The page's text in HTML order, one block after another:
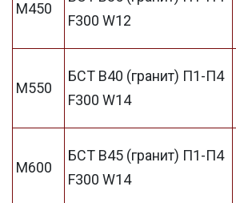
М450
F300 W12
М550
БСТ В40 (гранит) П1-П4
F300 W14
М600
БСТ В45 (гранит) П1-П4
F300 W14